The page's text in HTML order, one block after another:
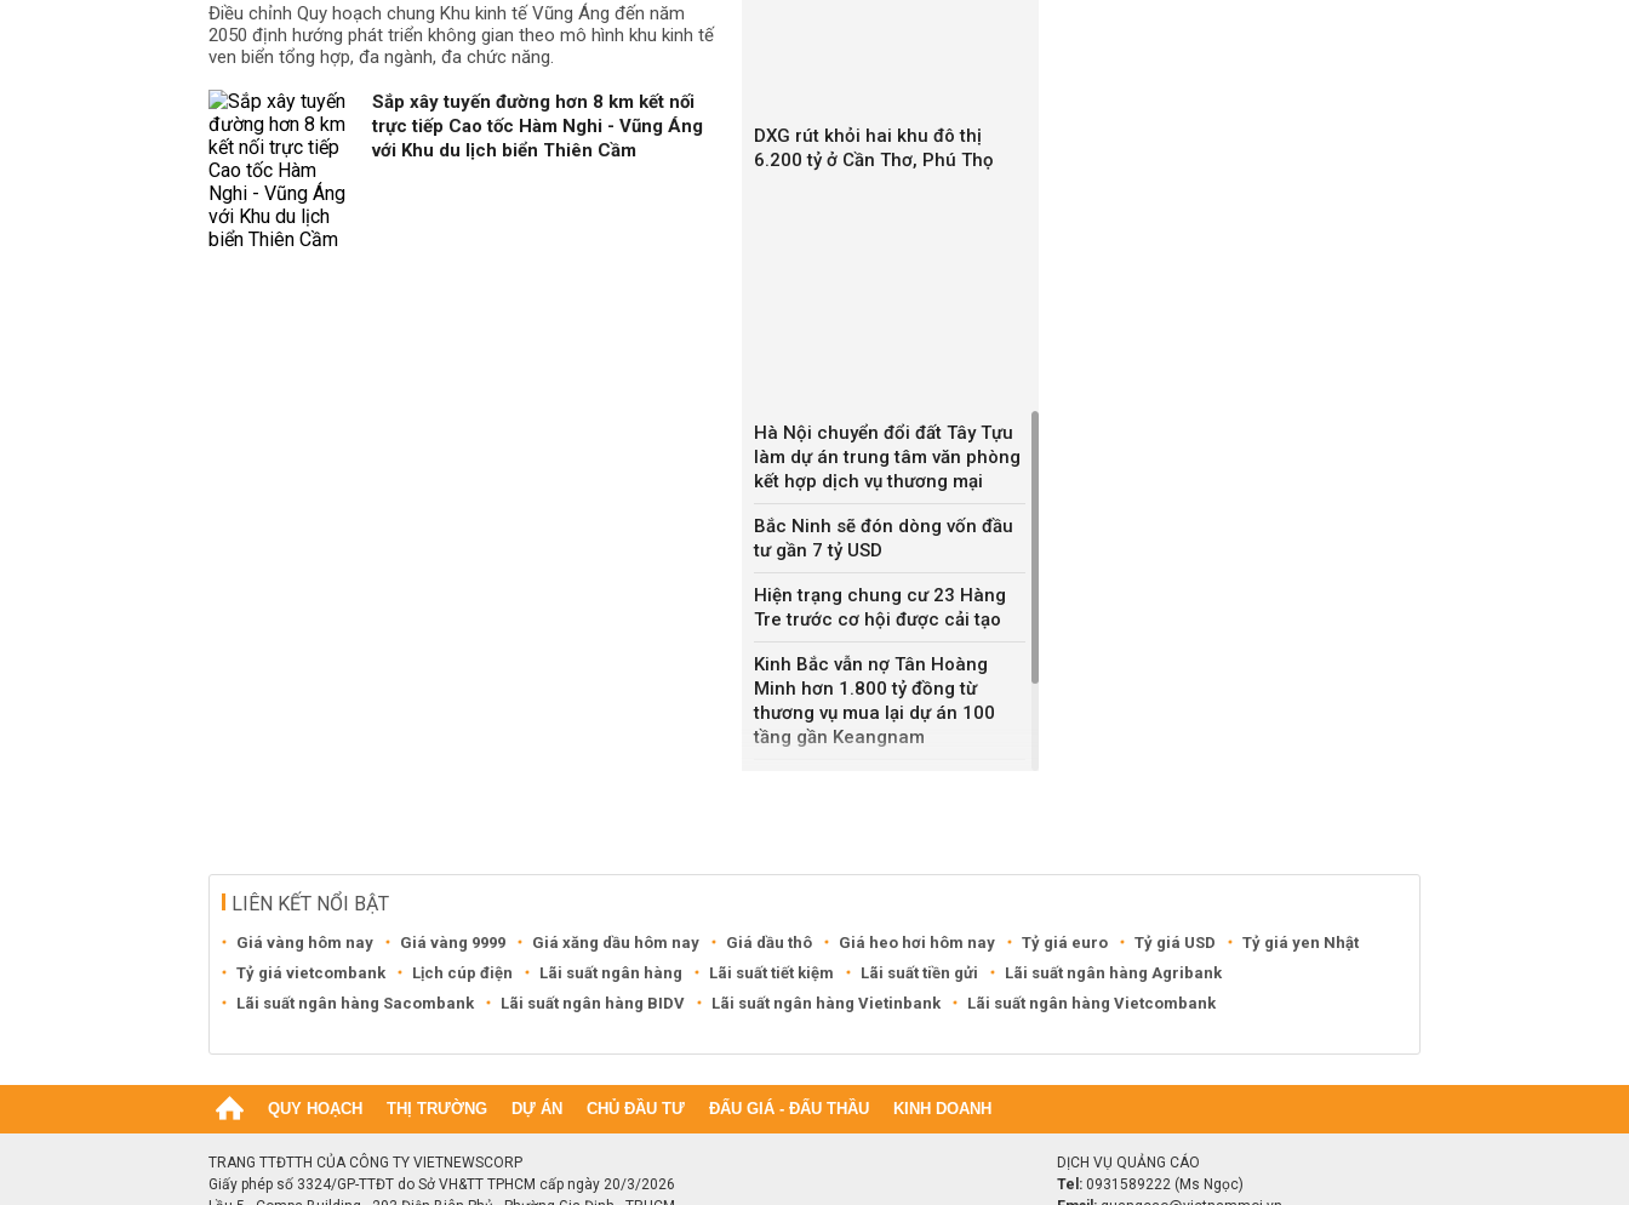
Điều chỉnh Quy hoạch chung Khu kinh tế Vũng Áng đến năm
2050 định hướng phát triển không gian theo mô hình khu kinh tế
ven biển tổng hợp, đa ngành, đa chức năng.
Sắp xây tuyến đường hơn 8 km kết nối
trực tiếp Cao tốc Hàm Nghi - Vũng Áng
với Khu du lịch biển Thiên Cầm
DXG rút khỏi hai khu đô thị
6.200 tỷ ở Cần Thơ, Phú Thọ
Hà Nội chuyển đổi đất Tây Tựu
làm dự án trung tâm văn phòng
kết hợp dịch vụ thương mại
Bắc Ninh sẽ đón dòng vốn đầu
tư gần 7 tỷ USD
Hiện trạng chung cư 23 Hàng
Tre trước cơ hội được cải tạo
Kinh Bắc vẫn nợ Tân Hoàng
Minh hơn 1.800 tỷ đồng từ
thương vụ mua lại dự án 100
tầng gần Keangnam
LIÊN KẾT NỔI BẬT
Giá vàng hôm nay Giá vàng 9999 Giá xăng dầu hôm nay Giá dầu thô Giá heo hơi hôm nay Tỷ giá euro Tỷ giá USD
Tỷ giá yen Nhật
Tỷ giá vietcombank
Lịch cúp điện Lãi suất ngân hàng Lãi suất tiết kiệm Lãi suất tiền gửi
Lãi suất ngân hàng Agribank
Lãi suất ngân hàng Sacombank
Lãi suất ngân hàng BIDV Lãi suất ngân hàng Vietinbank Lãi suất ngân hàng Vietcombank
QUY HOẠCH THỊ TRƯỜNG DỰ ÁN CHỦ ĐẦU TƯ ĐẤU GIÁ - ĐẤU THẦU KINH DOANH
TRANG TTĐTTH CỦA CÔNG TY VIETNEWSCORP
Giấy phép số 3324/GP-TTĐT do Sở VH&TT TPHCM cấp ngày 20/3/2026
DỊCH VỤ QUẢNG CÁO
Tel: 0931589222 (Ms Ngọc)